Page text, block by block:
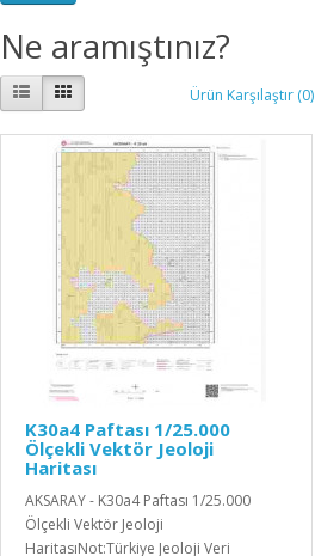
Ne aramıştınız?
Ürün Karşılaştır (0)
K30a4 Paftası 1/25.000
Ölçekli Vektör Jeoloji
Haritası
AKSARAY - K30a4 Paftası 1/25.000
Ölçekli Vektör Jeoloji
HaritasıNot:Türkiye Jeoloji Veri